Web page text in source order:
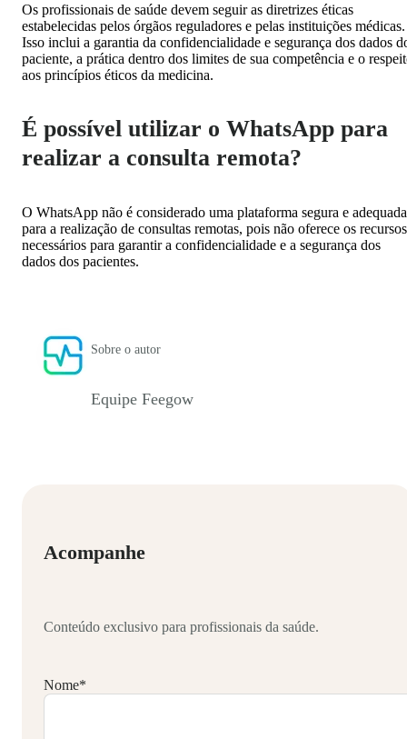
Os profissionais de saúde devem seguir as diretrizes éticas
estabelecidas pelos órgãos reguladores e pelas instituições médicas.
Isso inclui a garantia da confidencialidade e segurança dos dados
paciente, a prática dentro dos limites de sua competência e o
aos princípios éticos da medicina.
É possível utilizar o WhatsApp para
realizar a consulta remota?
O WhatsApp não é considerado uma plataforma segura e adequada
para a realização de consultas remotas, pois não oferece os recursos
necessários para garantir a confidencialidade e a segurança dos
dados dos pacientes.
Sobre o autor
Equipe Feegow
Acompanhe
Conteúdo exclusivo para profissionais da saúde.
Nome*